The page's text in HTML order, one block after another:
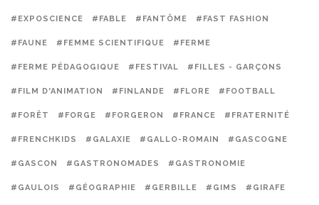
#EXPOSCIENCE #FABLE #FANTÔME #FAST FASHION
#FAUNE #FEMME SCIENTIFIQUE #FERME
#FERME PÉDAGOGIQUE #FESTIVAL #FILLES - GARÇONS
#FILM D'ANIMATION #FINLANDE #FLORE #FOOTBALL
#FORÊT #FORGE #FORGERON #FRANCE #FRATERNITÉ
#FRENCHKIDS #GALAXIE #GALLO-ROMAIN #GASCOGNE
#GASCON #GASTRONOMADES #GASTRONOMIE
#GAULOIS #GÉOGRAPHIE #GERBILLE #GIMS #GIRAFE